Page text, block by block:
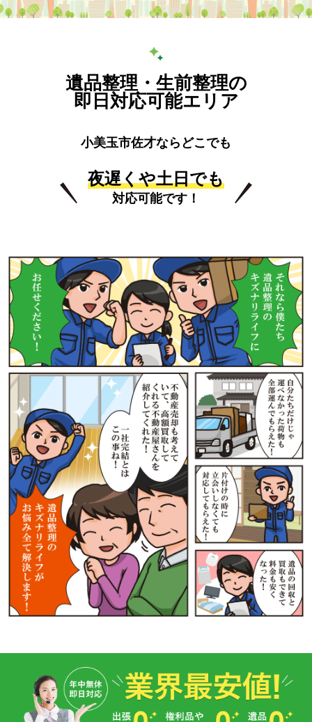
遺品整理・生前整理の
即日対応可能エリア
小美玉市佐才ならどこでも
夜遅くや土日でも
対応可能です！